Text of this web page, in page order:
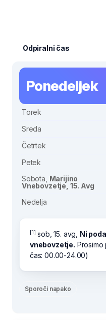
Odpiralni čas
Ponedeljek
Torek
Sreda
Četrtek
Petek
Sobota, Marijino
Vnebovzetje, 15. Avg
Nedelja
[1] sob, 15. avg, Ni
vnebovzetje. Prosimo
čas: 00.00-24.00)
Sporoči napako